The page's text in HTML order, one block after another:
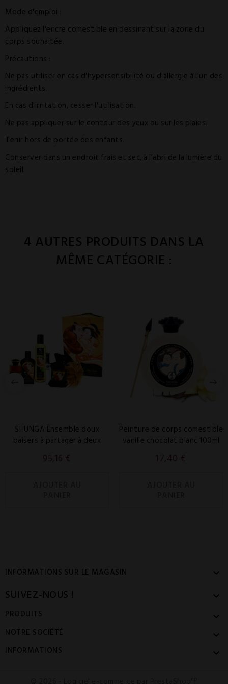
Mode d'emploi :
Appliquez l'encre comestible en dessinant sur la zone du
corps souhaitée.
Précautions :
Ne pas utiliser en cas d'hypersensibilité ou d'allergie à l'un des
ingrédients.
En cas d'irritation, cesser l'utilisation.
Ne pas appliquer sur le contour des yeux ou sur les plaies.
Tenir hors de portée des enfants.
Conserver dans un endroit frais et sec, à l'abri de la lumière du
soleil.
4 AUTRES PRODUITS DANS LA
MÊME CATÉGORIE :
SHUNGA Ensemble doux
baisers à partager à deux
Peinture de corps comestible
vanille chocolat blanc 100ml
INFORMATIONS SUR LE MAGASIN 
SUIVEZ-NOUS ! 
PRODUITS 
NOTRE SOCIÉTÉ 
INFORMATIONS 